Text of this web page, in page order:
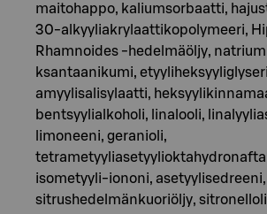
maitohappo, kaliumsorbaatti,
30-alkyyliakrylaattikopolymeeri,
Rhamnoides -hedelmäöljy,
ksantaanikumi,
amyylisalisylaatti,
bentsyylialkoholi, linalooli,
limoneeni, geranioli,
isometyyli-iononi, asetyylisedreeni,
sitrushedelmänkuoriöljy,